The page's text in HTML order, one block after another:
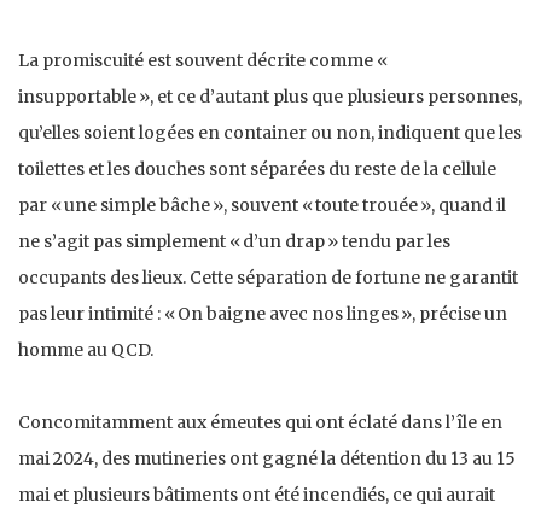
La promiscuité est souvent décrite comme «
insupportable », et ce d’autant plus que plusieurs personnes,
qu’elles soient logées en container ou non, indiquent que les
toilettes et les douches sont séparées du reste de la cellule
par « une simple bâche », souvent « toute trouée », quand il
ne s’agit pas simplement « d’un drap » tendu par les
occupants des lieux. Cette séparation de fortune ne garantit
pas leur intimité : « On baigne avec nos linges », précise un
homme au QCD.
Concomitamment aux émeutes qui ont éclaté dans l’île en
mai 2024, des mutineries ont gagné la détention du 13 au 15
mai et plusieurs bâtiments ont été incendiés, ce qui aurait